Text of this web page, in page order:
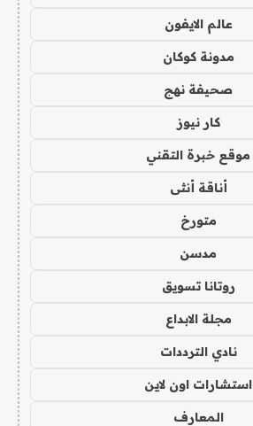
عالم الايفون
مدونة كوكان
صحيفة نهج
كار نيوز
موقع خبرة التقني
أناقة أنثى
متورخ
مدسن
روتانا تسويق
مجلة الابداع
نادي الترددات
استشارات اون لاين
المعارف